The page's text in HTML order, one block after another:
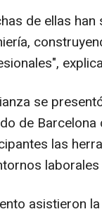
de ellas
se
de
las
asistieron